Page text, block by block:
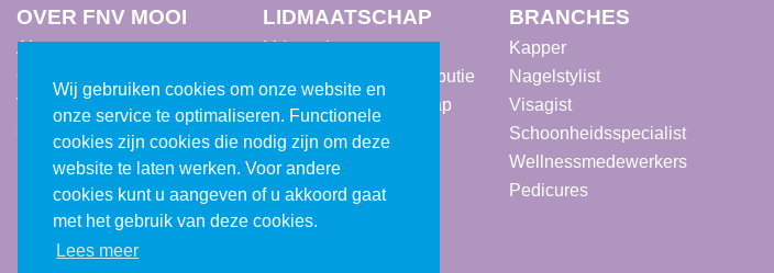
Wij gebruiken cookies om onze website en
onze service te optimaliseren. Functionele
cookies zijn cookies die nodig zijn om deze
website te laten werken. Voor andere
cookies kunt u aangeven of u akkoord gaat
met het gebruik van deze cookies.
Lees meer
OVER FNV MOOI
Algemeen
Vacatures
Cookie beleid
LIDMAATSCHAP
Lid worden
Lidmaatschap & contributie
Voordelen lidmaatschap
BRANCHES
Kapper
Nagelstylist
Visagist
Schoonheidsspecialist
Wellnessmedewerkers
Pedicures